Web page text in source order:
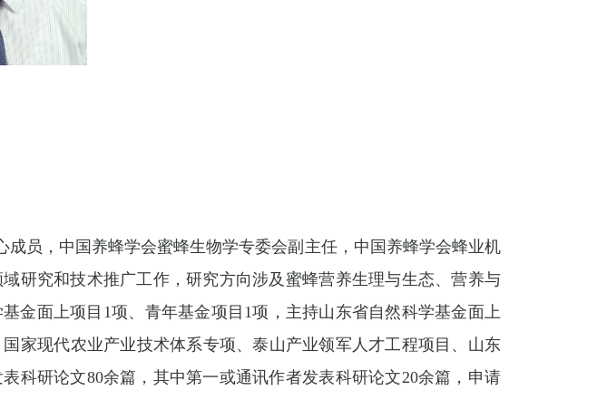
员，中国养蜂学会蜜蜂生物学专委会副主任，中国养蜂学会蜂业机
研究和技术推广工作，研究方向涉及蜜蜂营养生理与生态、营养与
金面上项目 1项、青年基金项目 1项，主持山东省自然科学基金面上
家现代农业产业技术体系专项、泰山产业领军人才工程项目、山东
科研论文80余篇，其中第一或通讯作者发表科研论文20余篇，申请